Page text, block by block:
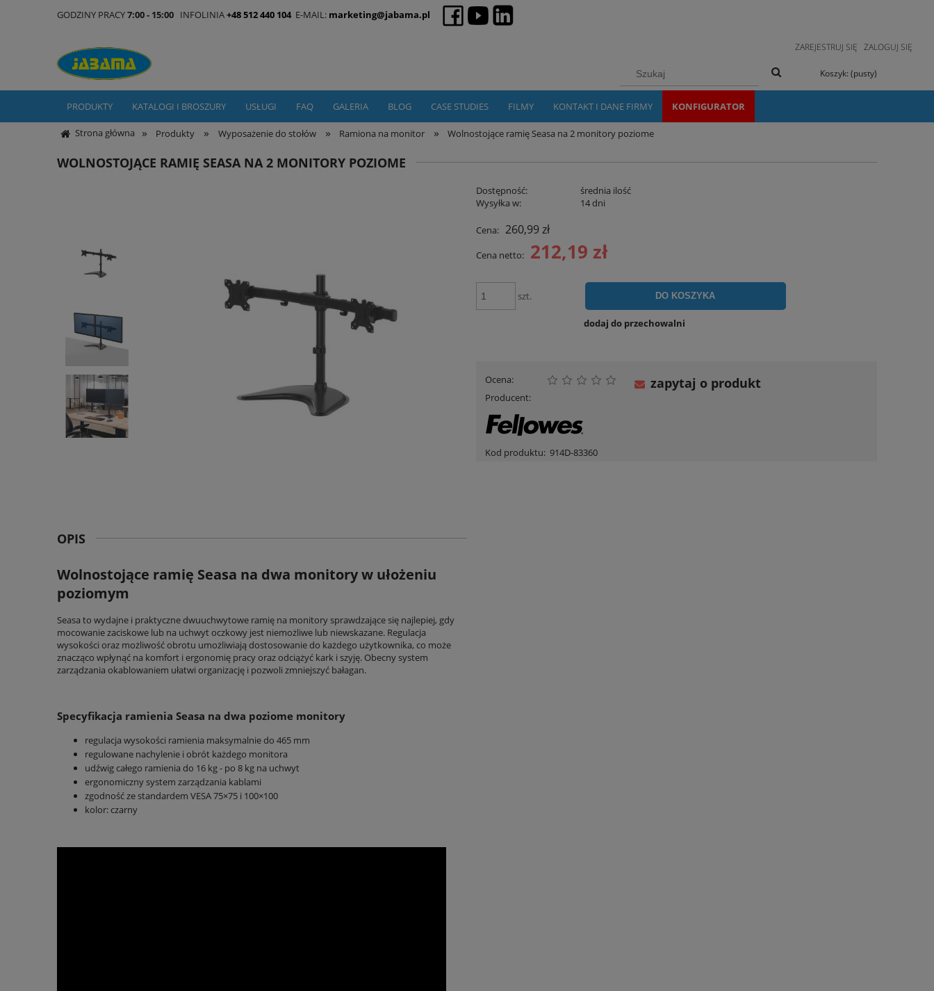
GODZINY PRACY7:00 - 15:00 INFOLINIA+48 512 440 104 E-MAIL: marketing@jabama.pl
ZAREJESTRUJ SIĘ ZALOGUJ SIĘ
Koszyk: (pusty)
PRODUKTY KATALOGI I BROSZURY USŁUGI FAQ GALERIA BLOG CASE STUDIES FILMY KONTAKT I DANE FIRMY KONFIGURATOR
Strona główna » Produkty » Wyposażenie do stołów » Ramiona na monitor » Wolnostojące ramię Seasa na 2 monitory poziome
WOLNOSTOJĄCE RAMIĘ SEASA NA 2 MONITORY POZIOME
Dostępność:
średnia ilość
Wysyłka w:
14 dni
Cena: 260,99 zł
Cena netto: 212,19 zł
szt. DO KOSZYKA
dodaj do przechowalni
Ocena:
Producent:
Kod produktu: 914D-83360
zapytaj o produkt
OPIS
Wolnostojące ramię Seasa na dwa monitory w ułożeniu
poziomym
Seasa to wydajne i praktyczne dwuuchwytowe ramię na monitory sprawdzające się najlepiej, gdy
mocowanie zaciskowe lub na uchwyt oczkowy jest niemożliwe lub niewskazane. Regulacja
wysokości oraz możliwość obrotu umożliwiają dostosowanie do każdego użytkownika, co może
znacząco wpłynąć na komfort i ergonomię pracy oraz odciążyć kark i szyję. Obecny system
zarządzania okablowaniem ułatwi organizację i pozwoli zmniejszyć bałagan.
Specyfikacja ramienia Seasa na dwa poziome monitory
regulacja wysokości ramienia maksymalnie do 465 mm
regulowane nachylenie i obrót każdego monitora
udźwig całego ramienia do 16 kg - po 8 kg na uchwyt
ergonomiczny system zarządzania kablami
zgodność ze standardem VESA 75×75 i 100×100
kolor: czarny